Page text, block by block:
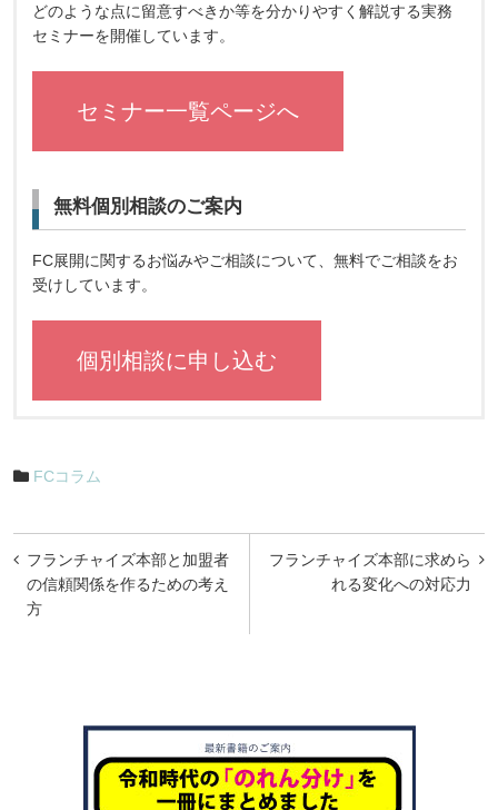
どのような点に留意すべきか等を分かりやすく解説する実務
セミナーを開催しています。
セミナー一覧ページへ
無料個別相談のご案内
FC展開に関するお悩みやご相談について、無料でご相談をお
受けしています。
個別相談に申し込む
FCコラム
投
稿
ナ
フランチャイズ本部に求めら
れる変化への対応力
フランチャイズ本部と加盟者
の信頼関係を作るための考え
方